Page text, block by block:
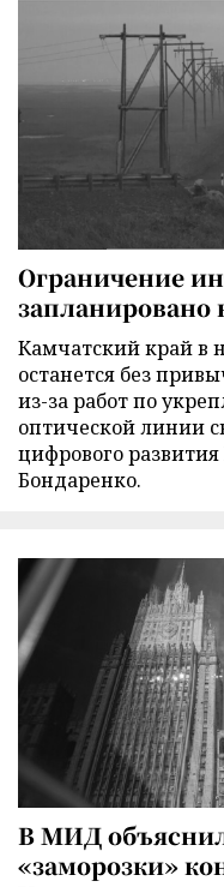
Ограничение
запланировано
Камчатский край в
останется без
из-за работ по
оптической линии
цифрового
Бондаренко.
В МИД
«заморозки»